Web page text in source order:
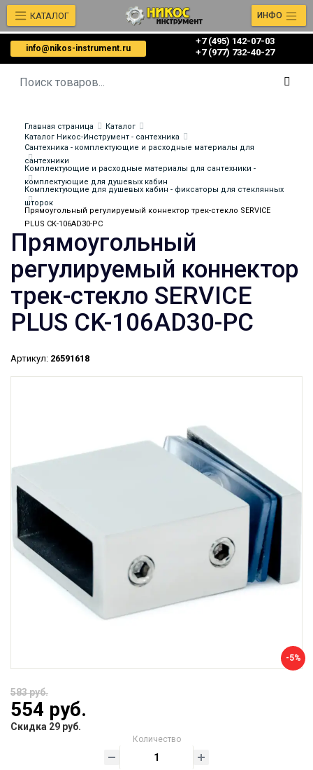
info@nikos-instrument.ru
+7 (495) 142-07-03
‎‎+7 (977) 732-40-27
КАТАЛОГ ИНФО
Главная страница
Каталог
Каталог Никос-Инструмент - сантехника
Сантехника - комплектующие и расходные материалы для
сантехники
Комплектующие и расходные материалы для сантехники -
комплектующие для душевых кабин
Комплектующие для душевых кабин - фиксаторы для стеклянных
шторок
Прямоугольный регулируемый коннектор трек-стекло SERVICE
PLUS CK-106AD30-PC
Прямоугольный
регулируемый коннектор
трек-стекло SERVICE
PLUS CK-106AD30-PC
Артикул: 26591618
-5%
583 руб.
554 руб.
Скидка 29 руб.
Количество